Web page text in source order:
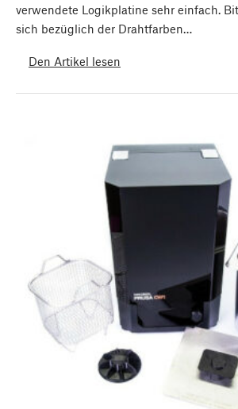
verwendete Logikplatine sehr einfach.
sich bezüglich der Drahtfarben…
Den Artikel lesen